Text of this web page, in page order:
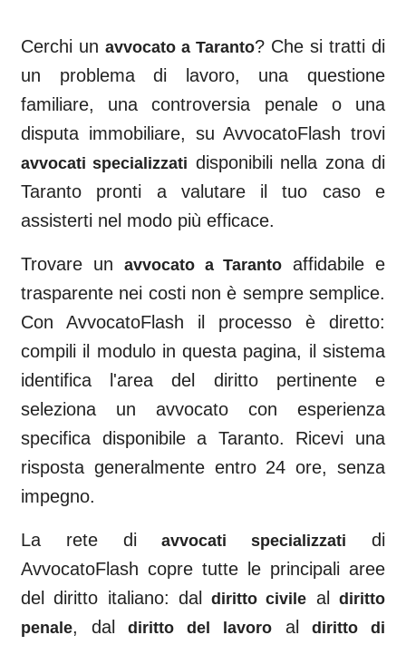
Cerchi un avvocato a Taranto? Che si tratti di
un problema di lavoro, una questione
familiare, una controversia penale o una
disputa immobiliare, su AvvocatoFlash trovi
avvocati specializzati disponibili nella zona di
Taranto pronti a valutare il tuo caso e
assisterti nel modo più efficace.
Trovare un avvocato aTaranto
affidabile e
trasparente nei costi non è sempre semplice.
Con AvvocatoFlash il processo è diretto:
compili il modulo in questa pagina, il sistema
identifica l'area del diritto pertinente e
seleziona un avvocato con esperienza
specifica disponibile a Taranto. Ricevi una
risposta generalmente entro 24 ore, senza
impegno.
La rete diavvocati specializzati
di
AvvocatoFlash copre tutte le principali aree
del diritto italiano: daldiritto civile al
diritto
penale, dal diritto del lavoroal
diritto di